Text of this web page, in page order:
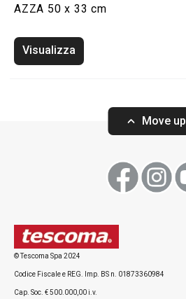
AZZA 50 x 33 cm
Visualizza
Move up
© Tescoma Spa 2024
Codice Fiscale e REG. Imp. BS n. 01873360984
Cap. Soc. € 500.000,00 i.v.